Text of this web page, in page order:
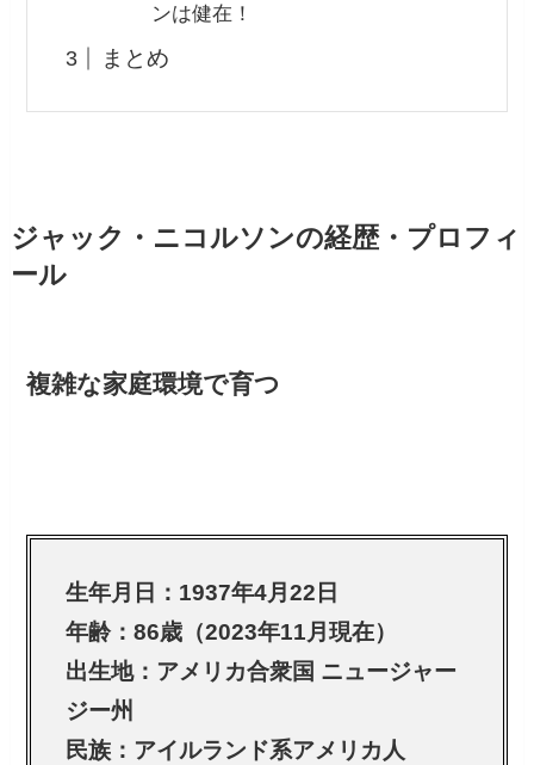
ンは健在！
まとめ
ジャック・ニコルソンの経歴・プロフィ
ール
複雑な家庭環境で育つ
生年月日：1937年4月22日
年齢：86歳（2023年11月現在）
出生地：アメリカ合衆国 ニュージャー
ジー州
民族：アイルランド系アメリカ人